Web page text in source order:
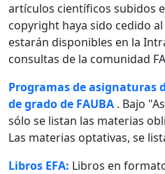
artículos científicos subidos
copyright haya sido cedido
estarán disponibles en la
consultas de la comunidad
Programas de asignaturas
de grado de FAUBA . Bajo
sólo se listan las materias
Las materias optativas, se
Libros EFA: Libros en